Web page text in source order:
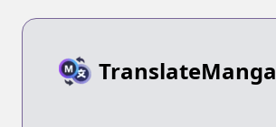
TranslateManga